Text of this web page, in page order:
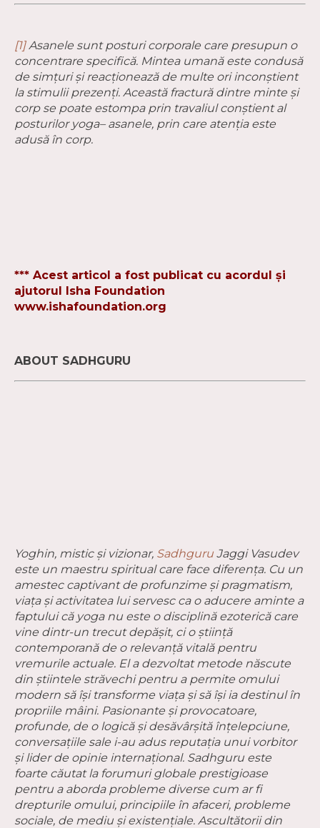
[1]Asanele sunt posturi corporale care presupun o
concentrare specifică. Mintea umană este condusă
de simțuri și reacționează de multe ori inconștient
la stimulii prezenți. Această fractură dintre minte și
corp se poate estompa prin travaliul conștient al
posturilor yoga– asanele, prin care atenția este
adusă în corp.
*** Acest articol a fost publicat cu acordul și
ajutorul Isha Foundation
www.ishafoundation.org
ABOUT SADHGURU
Yoghin, mistic și vizionar, Sadhguru Jaggi Vasudev
este un maestru spiritual care face diferența. Cu un
amestec captivant de profunzime și pragmatism,
viața și activitatea lui servesc ca o aducere aminte a
faptului că yoga nu este o disciplină ezoterică care
vine dintr-un trecut depășit, ci o știință
contemporană de o relevanță vitală pentru
vremurile actuale. El a dezvoltat metode născute
din știintele străvechi pentru a permite omului
modern să își transforme viața și să își ia destinul în
propriile mâini. Pasionante și provocatoare,
profunde, de o logică și desăvârșită înțelepciune,
conversațiile sale i-au adus reputația unui vorbitor
și lider de opinie internațional. Sadhguru este
foarte căutat la forumuri globale prestigioase
pentru a aborda probleme diverse cum ar fi
drepturile omului, principiile în afaceri, probleme
sociale, de mediu și existențiale. Ascultătorii din